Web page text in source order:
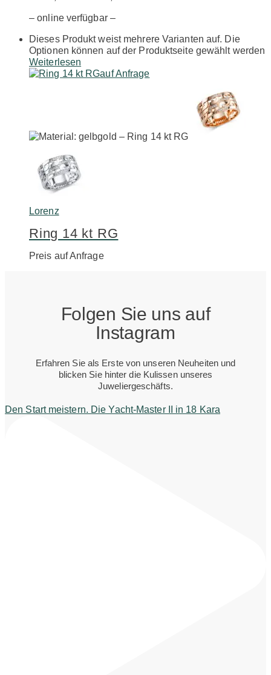
– online verfügbar –
Dieses Produkt weist mehrere Varianten auf. Die
Optionen können auf der Produktseite gewählt werden
Weiterlesen
auf Anfrage
Lorenz
Ring 14 kt RG
Preis auf Anfrage
Folgen Sie uns auf
Instagram
Erfahren Sie als Erste von unseren Neuheiten und
blicken Sie hinter die Kulissen unseres
Juweliergeschäfts.
Den Start meistern. Die Yacht-Master II in 18 Kara